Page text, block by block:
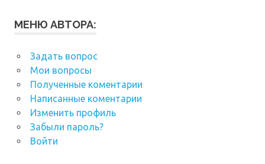
МЕНЮ АВТОРА:
Задать вопрос
Мои вопросы
Полученные коментарии
Написанные коментарии
Изменить профиль
Забыли пароль?
Войти